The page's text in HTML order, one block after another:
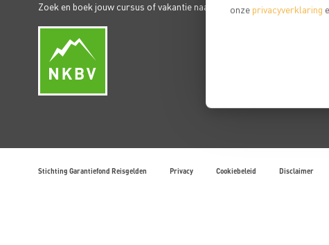
onze privacyverklaring
Zoek en boek jouw cursus of vakantie naar de Alpen.
Stichting Garantiefond Reisgelden Privacy Cookiebeleid Disclaimer